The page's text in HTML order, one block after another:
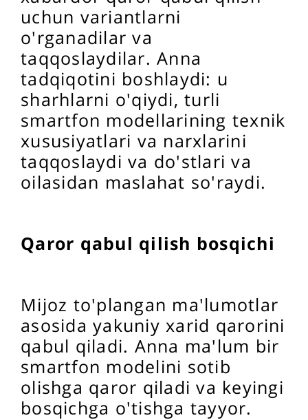
uchun variantlarni
o'rganadilar va
taqqoslaydilar. Anna
tadqiqotini boshlaydi: u
sharhlarni o'qiydi, turli
smartfon modellarining texnik
xususiyatlari va narxlarini
taqqoslaydi va do'stlari va
oilasidan maslahat so'raydi.
Qaror qabul qilish bosqichi
Mijoz to'plangan ma'lumotlar
asosida yakuniy xarid qarorini
qabul qiladi. Anna ma'lum bir
smartfon modelini sotib
olishga qaror qiladi va keyingi
bosqichga o'tishga tayyor.